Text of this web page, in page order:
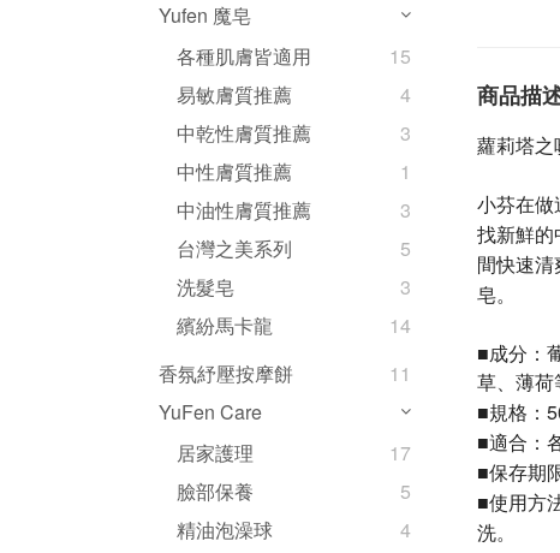
Yufen 魔皂
各種肌膚皆適用
15
易敏膚質推薦
4
中乾性膚質推薦
3
中性膚質推薦
1
中油性膚質推薦
3
台灣之美系列
5
洗髮皂
3
繽紛馬卡龍
14
香氛紓壓按摩餅
11
YuFen Care
居家護理
17
臉部保養
5
精油泡澡球
4
商品描
蘿莉塔之
小芬在做
找新鮮的
間快速
皂。
■成分：
草、薄荷
■規格：
■適合：
■保存期
■使用方
洗。